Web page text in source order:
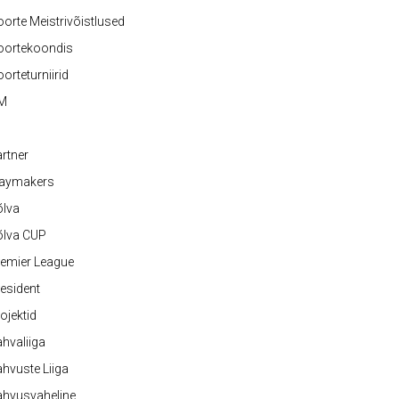
Meistrivõistlused
CUP
League
Liiga